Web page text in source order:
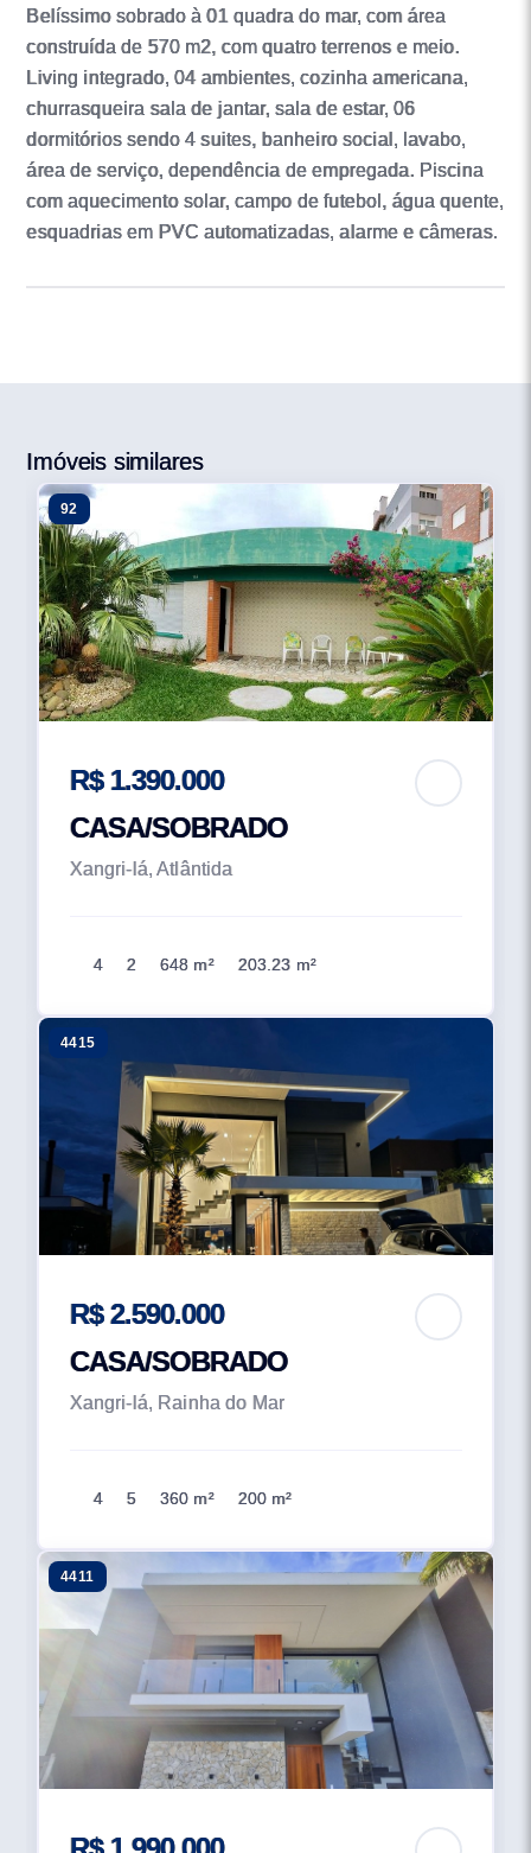
Belíssimo sobrado à 01 quadra do mar, com área
construída de 570 m2, com quatro terrenos e meio.
Living integrado, 04 ambientes, cozinha americana,
churrasqueira sala de jantar, sala de estar, 06
dormitórios sendo 4 suites, banheiro social, lavabo,
área de serviço, dependência de empregada. Piscina
com aquecimento solar, campo de futebol, água quente,
esquadrias em PVC automatizadas, alarme e câmeras.
Imóveis similares
92
R$ 1.390.000
CASA/SOBRADO
Xangri-lá, Atlântida
4 2 648 m² 203.23 m²
4415
R$ 2.590.000
CASA/SOBRADO
Xangri-lá, Rainha do Mar
4 5 360 m² 200 m²
4411